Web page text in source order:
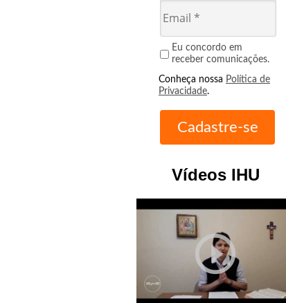
Eu concordo em
receber comunicações.
Conheça nossa Política de
Privacidade.
Vídeos IHU
play_circle_outline